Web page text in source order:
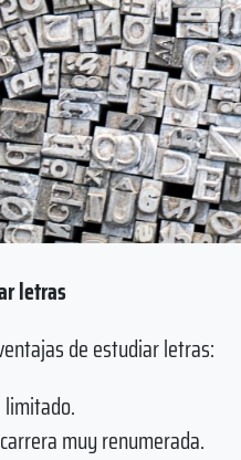
letras
de estudiar letras:
muy renumerada.